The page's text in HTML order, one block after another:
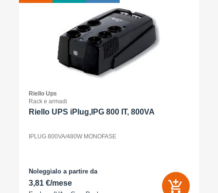
Riello Ups
Rack e armadi
Riello UPS iPlug,IPG 800 IT, 800VA
IPLUG 800VA/480W MONOFASE
Noleggialo a partire da
3,81 €/mese